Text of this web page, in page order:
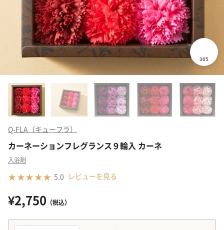
Q-FLA（キューフラ）
カーネーションフレグランス９輪入 カーネ
入浴剤
5.0 レビューを見る
¥2,750 （税込）